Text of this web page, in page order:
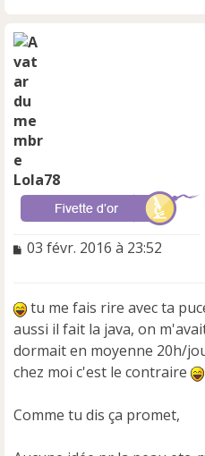
Lola78
M
s
a
g
e
n
o
l
03 févr. 2016 à 23:52
tu me fais rire avec ta
aussi il fait la java, on
dormait en moyenne 20h/
chez moi c'est le contraire
Comme tu dis ça promet,